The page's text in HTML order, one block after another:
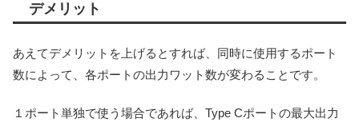
デメリット
あえてデメリットを上げるとすれば、同時に使用するポート
数によって、各ポートの出力ワット数が変わることです。
１ポート単独で使う場合であれば、Type Cポートの最大出力